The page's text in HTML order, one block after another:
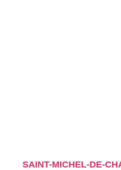
SAINT-MICHEL-DE-